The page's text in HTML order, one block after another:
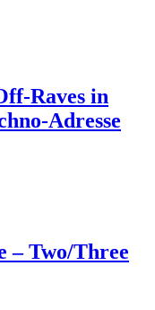
Raves in
Adresse
– Two/Three